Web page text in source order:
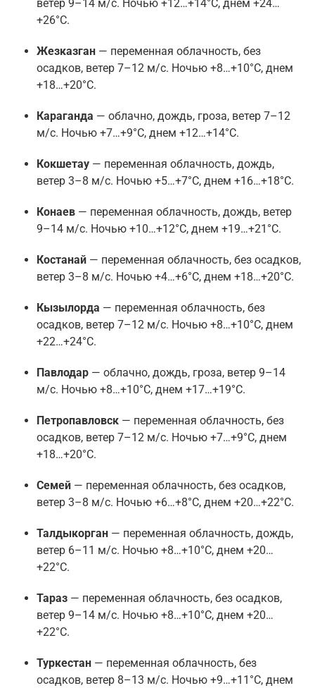
ветер 9–14 м/с. Ночью +12…+14°C, днем +24…
+26°C.
Жезказган — переменная облачность, без
осадков, ветер 7–12 м/с. Ночью +8…+10°C, днем
+18…+20°C.
Караганда — облачно, дождь, гроза, ветер 7–12
м/с. Ночью +7…+9°C, днем +12…+14°C.
Кокшетау — переменная облачность, дождь,
ветер 3–8 м/с. Ночью +5…+7°C, днем +16…+18°C.
Конаев — переменная облачность, дождь, ветер
9–14 м/с. Ночью +10…+12°C, днем +19…+21°C.
Костанай — переменная облачность, без осадков,
ветер 3–8 м/с. Ночью +4…+6°C, днем +18…+20°C.
Кызылорда — переменная облачность, без
осадков, ветер 7–12 м/с. Ночью +8…+10°C, днем
+22…+24°C.
Павлодар — облачно, дождь, гроза, ветер 9–14
м/с. Ночью +8…+10°C, днем +17…+19°C.
Петропавловск — переменная облачность, без
осадков, ветер 7–12 м/с. Ночью +7…+9°C, днем
+18…+20°C.
Семей — переменная облачность, без осадков,
ветер 3–8 м/с. Ночью +6…+8°C, днем +20…+22°C.
Талдыкорган — переменная облачность, дождь,
ветер 6–11 м/с. Ночью +8…+10°C, днем +20…
+22°C.
Тараз — переменная облачность, без осадков,
ветер 9–14 м/с. Ночью +8…+10°C, днем +20…
+22°C.
Туркестан — переменная облачность, без
осадков, ветер 8–13 м/с. Ночью +9…+11°C, днем